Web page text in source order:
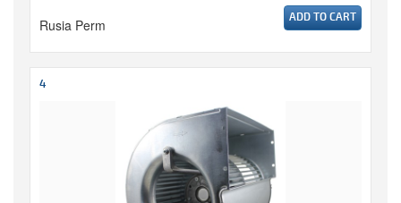
Rusia Perm ADD TO CART
4